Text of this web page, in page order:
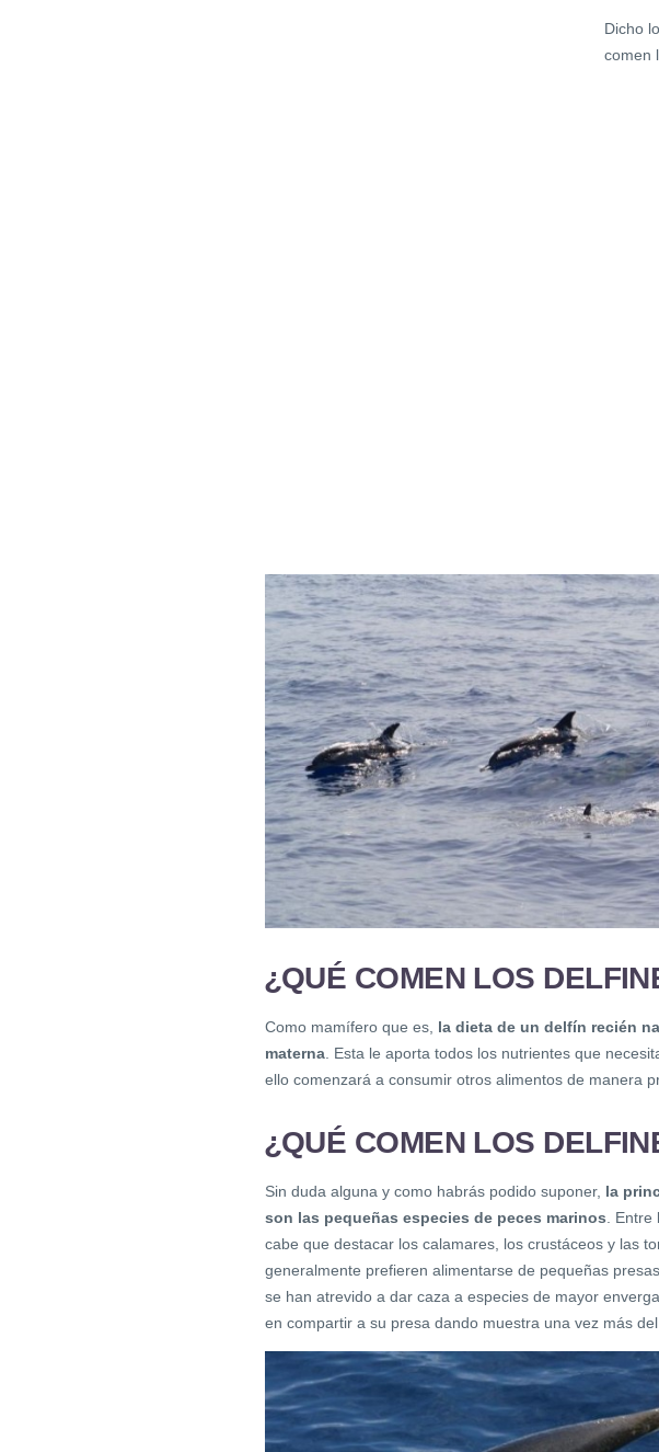
Dicho
comen
¿QUÉ COMEN LOS
Como mamífero que es, la dieta de un delfín recién
materna . Esta le aporta todos los nutrientes que
ello comenzará a consumir otros alimentos de manera
¿QUÉ COMEN LOS
Sin duda alguna y como habrás podido suponer, la
son las pequeñas especies de peces marinos .
cabe que destacar los calamares, los crustáceos y las
generalmente prefieren alimentarse de pequeñas
se han atrevido a dar caza a especies de mayor
en compartir a su presa dando muestra una vez más